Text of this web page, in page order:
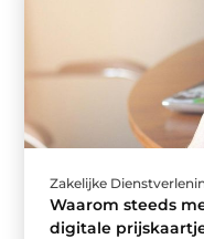
Zakelijke
Waarom steeds
digitale